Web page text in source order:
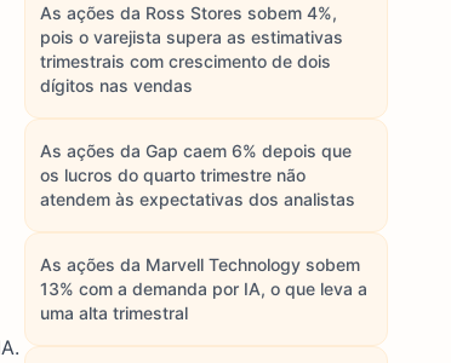
As ações da Ross Stores sobem 4%,
pois o varejista supera as estimativas
trimestrais com crescimento de dois
dígitos nas vendas
As ações da Gap caem 6% depois que
os lucros do quarto trimestre não
atendem às expectativas dos analistas
As ações da Marvell Technology sobem
13% com a demanda por IA, o que leva a
uma alta trimestral